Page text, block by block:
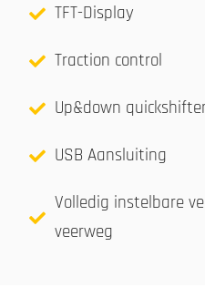
TFT-Display
Traction control
Up&down
USB Aansluiting
Volledig instelbare
veerweg